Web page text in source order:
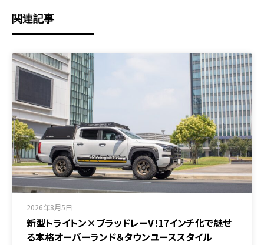
関連記事
2026年8月5日
新型トライトン×ブラッドレーV！17インチ化で魅せ
る本格オーバーランド＆タウンユーススタイル